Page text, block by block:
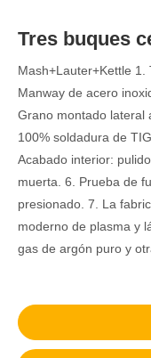
Tres buques
Mash+Lauter+Kettle
Manway de acero
Grano montado lateral
100% soldadura de
Acabado interior:
muerta. 6. Prueba de
presionado. 7. La
moderno de plasma y
gas de argón puro y